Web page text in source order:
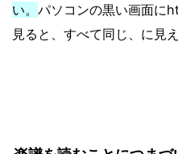
い。 パソコンの黒い画面に
見ると、すべて同じ、に見